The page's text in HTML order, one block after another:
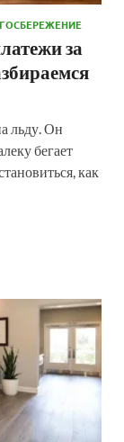
за
льду. Он
бегает
как